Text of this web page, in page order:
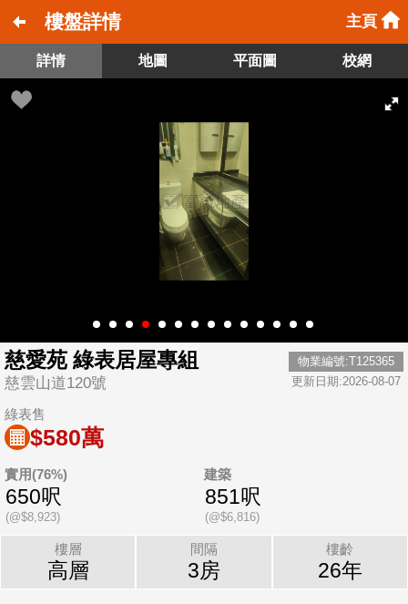
樓盤詳情 主頁
詳情 地圖 平面圖 校網
慈愛苑 綠表居屋專組
慈雲山道120號
物業編號:T125365
更新日期:2026-08-07
綠表售
$580萬
實用(76%)
650呎
(@$8,923)
建築
851呎
(@$6,816)
樓層
高層
間隔
3房
樓齡
26年